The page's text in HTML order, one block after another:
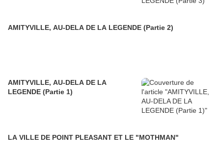
AMITYVILLE, AU-DELA DE LA LEGENDE (Partie 2)
AMITYVILLE, AU-DELA DE LA
LEGENDE (Partie 1)
LA VILLE DE POINT PLEASANT ET LE "MOTHMAN"